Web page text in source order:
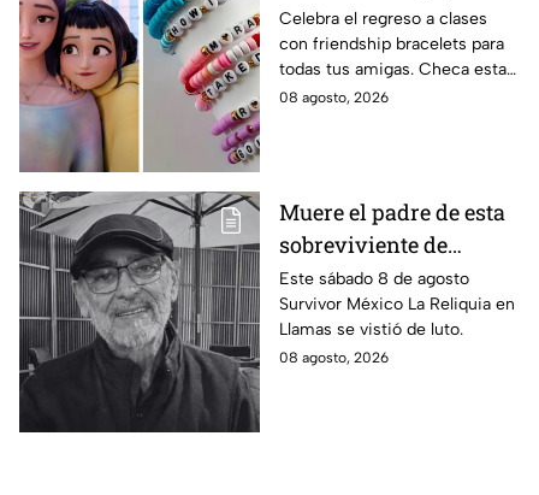
Demon Hunters para
intercambiar con tus
mejores amigas este
regreso a clases
Celebra el regreso a clases
con friendship bracelets para
todas tus amigas. Checa estas
4 ideas inspiradas en Kpop
08 agosto, 2026
Muere el padre de esta
sobreviviente de
Survivor México La
Reliquia en Llamas
Este sábado 8 de agosto
Survivor México La Reliquia en
Llamas se vistió de luto.
08 agosto, 2026